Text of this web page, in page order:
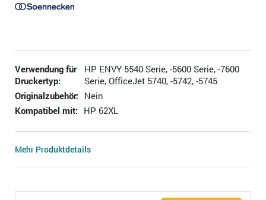
Verwendung für
Druckertyp:
HP ENVY 5540 Serie, -5600 Serie, -7600
Serie, OfficeJet 5740, -5742, -5745
Originalzubehör: Nein
Kompatibel mit: HP 62XL
Mehr Produktdetails